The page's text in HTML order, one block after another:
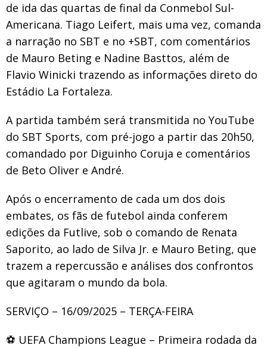
de ida das quartas de final da Conmebol Sul-
Americana. Tiago Leifert, mais uma vez, comanda
a narração no SBT e no +SBT, com comentários
de Mauro Beting e Nadine Basttos, além de
Flavio Winicki trazendo as informações direto do
Estádio La Fortaleza.
A partida também será transmitida no YouTube
do SBT Sports, com pré-jogo a partir das 20h50,
comandado por Diguinho Coruja e comentários
de Beto Oliver e André.
Após o encerramento de cada um dos dois
embates, os fãs de futebol ainda conferem
edições da Futlive, sob o comando de Renata
Saporito, ao lado de Silva Jr. e Mauro Beting, que
trazem a repercussão e análises dos confrontos
que agitaram o mundo da bola.
SERVIÇO – 16/09/2025 – TERÇA-FEIRA
⚽ UEFA Champions League – Primeira rodada da